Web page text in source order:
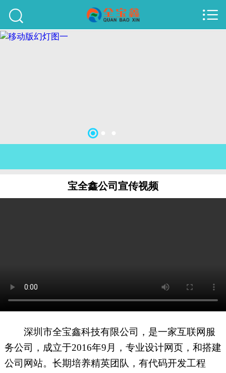
关于我们
联系我们
51La
XML地图


宝全鑫公司宣传视频
深圳市全宝鑫科技有限公司，是一家互联网服
务公司，成立于2016年9月，专业设计网页，和搭建
公司网站。长期培养精英团队，有代码开发工程